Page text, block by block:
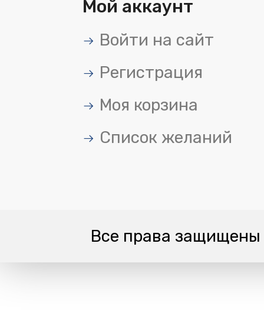
Мой аккаунт
Войти на сайт
Регистрация
Моя корзина
Список желаний
Все права защищены